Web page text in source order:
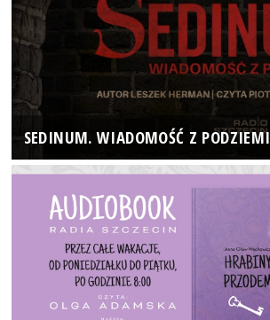
SEDINUM. WIADOMOŚĆ Z PODZIEMI